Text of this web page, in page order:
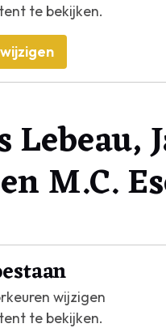
te bekijken.
M.C.
wijzigen
te bekijken.